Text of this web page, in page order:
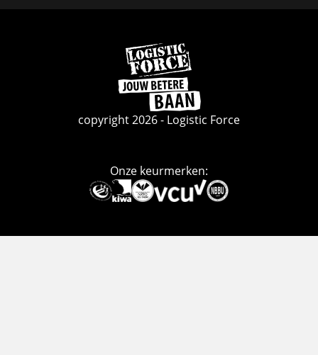
Ga
naar
de
homepage
copyright 2026 - Logistic Force
Onze keurmerken:
Deze
link
naar